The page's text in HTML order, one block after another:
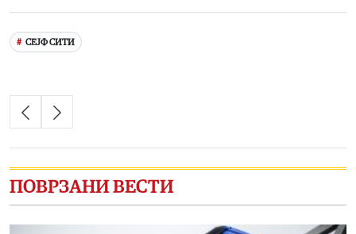
СЕЈФ СИТИ
ПОВРЗАНИ ВЕСТИ